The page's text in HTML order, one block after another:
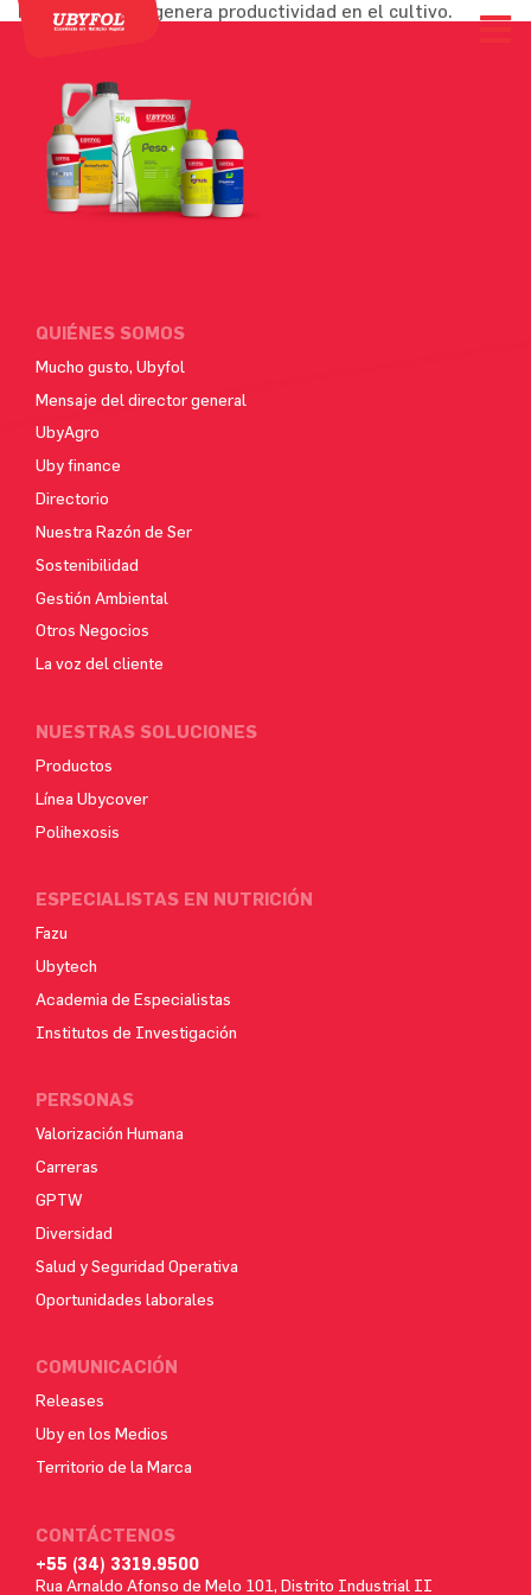
Protección que genera productividad en el cultivo.
QUIÉNES SOMOS
Mucho gusto, Ubyfol
Mensaje del director general
UbyAgro
Uby finance
Directorio
Nuestra Razón de Ser
Sostenibilidad
Gestión Ambiental
Otros Negocios
La voz del cliente
NUESTRAS SOLUCIONES
Productos
Línea Ubycover
Polihexosis
ESPECIALISTAS EN NUTRICIÓN
Fazu
Ubytech
Academia de Especialistas
Institutos de Investigación
PERSONAS
Valorización Humana
Carreras
GPTW
Diversidad
Salud y Seguridad Operativa
Oportunidades laborales
COMUNICACIÓN
Releases
Uby en los Medios
Territorio de la Marca
CONTÁCTENOS
+55 (34) 3319.9500
Rua Arnaldo Afonso de Melo 101, Distrito Industrial II